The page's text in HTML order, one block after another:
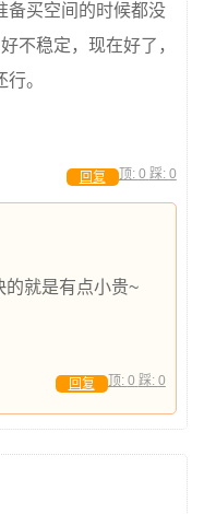
备买空间的时候都没
不稳定，现在好了，
。
顶: 0 踩: 0
回复
的就是有点小贵~
顶: 0 踩: 0
回复